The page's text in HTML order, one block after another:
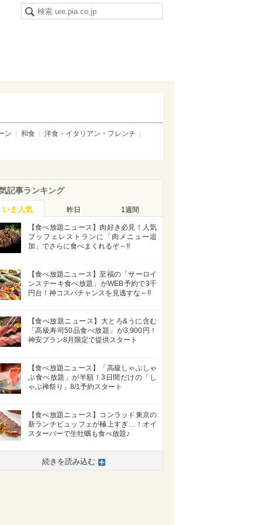
ン 和食 洋食・イタリアン・フレンチ
記事ランキング
いま人気 昨日 1週間
【食べ放題ニュース】肉好き必見！人気
ブッフェレストランに「肉メニュー追
加」でさらに食べまくれるぞ～!!
【食べ放題ニュース】至福の「サーロイ
ンステーキ食べ放題」がWEB予約で3千
円台！神コスパチャンスを見逃すな～!!
【食べ放題ニュース】大とろ&うに含む
「高級寿司50品食べ放題」が3,900円！
神安プラン8月限定で提供スタート
【食べ放題ニュース】「高級しゃぶしゃ
ぶ食べ放題」が半額！3日間だけの「し
ゃぶ禅祭り」8/1予約スタート
【食べ放題ニュース】コンラッド東京の
新ランチビュッフェが極上すぎ…！オイ
スターバーで生牡蠣も食べ放題♪
続きを読み込む